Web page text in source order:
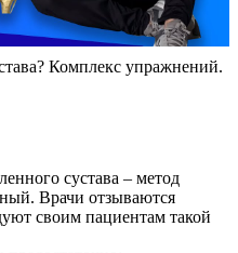
Комплекс упражнений.
сустава – метод
Врачи отзываются
своим пациентам такой